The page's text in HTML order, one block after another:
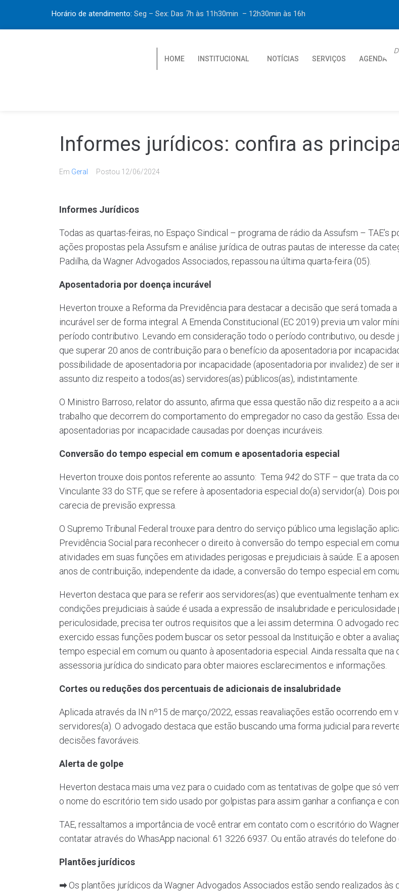
Horário de atendimento: Seg – Sex: Das 7h às 11h30min – 12h30min às 16h
HOME INSTITUCIONAL NOTÍCIAS SERVIÇOS AGENDA
Informes jurídicos: confira as
Em Geral Postou 12/06/2024
Informes Jurídicos
Todas as quartas-feiras, no Espaço Sindical – programa de rádio da Assufsm –
ações propostas pela Assufsm e análise jurídica de outras pautas de interesse da
Padilha, da Wagner Advogados Associados, repassou na última quarta-feira (05).
Aposentadoria por doença incurável
Heverton trouxe a Reforma da Previdência para destacar a decisão que será tomada
incurável ser de forma integral. A Emenda Constitucional (EC 2019) previa um valor
período contributivo. Levando em consideração todo o período contributivo, ou desde
que superar 20 anos de contribuição para o benefício da aposentadoria por
possibilidade de aposentadoria por incapacidade (aposentadoria por invalidez) de ser
assunto diz respeito a todos(as) servidores(as) públicos(as), indistintamente.
O Ministro Barroso, relator do assunto, afirma que essa questão não diz respeito a a
trabalho que decorrem do comportamento do empregador no caso da gestão. Essa
aposentadorias por incapacidade causadas por doenças incuráveis.
Conversão do tempo especial em comum e aposentadoria especial
Heverton trouxe dois pontos referente ao assunto: Tema 942 do STF – que trata da
Vinculante 33 do STF, que se refere à aposentadoria especial do(a) servidor(a). Dois
carecia de previsão expressa.
O Supremo Tribunal Federal trouxe para dentro do serviço público uma legislação
Previdência Social para reconhecer o direito à conversão do tempo especial em
atividades em suas funções em atividades perigosas e prejudiciais à saúde. E a
anos de contribuição, independente da idade, a conversão do tempo especial em
Heverton destaca que para se referir aos servidores(as) que eventualmente tenham
condições prejudiciais à saúde é usada a expressão de insalubridade e
periculosidade, precisa ter outros requisitos que a lei assim determina. O advogado
exercido essas funções podem buscar os setor pessoal da Instituição e obter a
tempo especial em comum ou quanto à aposentadoria especial. Ainda ressalta que na
assessoria jurídica do sindicato para obter maiores esclarecimentos e informações.
Cortes ou reduções dos percentuais de adicionais de insalubridade
Aplicada através da IN nº15 de março/2022, essas reavaliações estão ocorrendo em
servidores(a). O advogado destaca que estão buscando uma forma judicial para
decisões favoráveis.
Alerta de golpe
Heverton destaca mais uma vez para o cuidado com as tentativas de golpe que só
o nome do escritório tem sido usado por golpistas para assim ganhar a confiança e
TAE, ressaltamos a importância de você entrar em contato com o escritório do
contatar através do WhasApp nacional: 61 3226 6937. Ou então através do telefone
Plantões jurídicos
➡Os plantões jurídicos da Wagner Advogados Associados estão sendo realizados às